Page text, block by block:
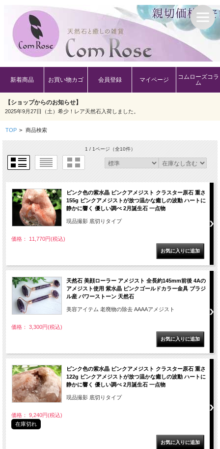
新着商品 お買い物カゴ 会員登録 マイページ
コムローズコラ
ム
【ショップからのお知らせ】
2025年9月27日（土）希少！レア天然石入荷しました。
TOP > 商品検索
1 / 1ページ（全10件）
ピンク色の紫水晶 ピンクアメジスト クラスター原石 重さ
155g ピンクアメジストが放つ温かな癒しの波動 ハートに
静かに響く 優しい調べ 2月誕生石 一点物
現品撮影 底切りタイプ
価格： 11,770円(税込)
天然石 美顔ローラー アメジスト 全長約145mm前後 4Aの
アメジスト使用 紫水晶 ピンクゴールドカラー金具 ブラジ
ル産 パワーストーン 天然石
美容アイテム 老廃物の除去 AAAAアメジスト
価格： 3,300円(税込)
ピンク色の紫水晶 ピンクアメジスト クラスター原石 重さ
122g ピンクアメジストが放つ温かな癒しの波動 ハートに
静かに響く 優しい調べ 2月誕生石 一点物
現品撮影 底切りタイプ
価格： 9,240円(税込)
在庫切れ